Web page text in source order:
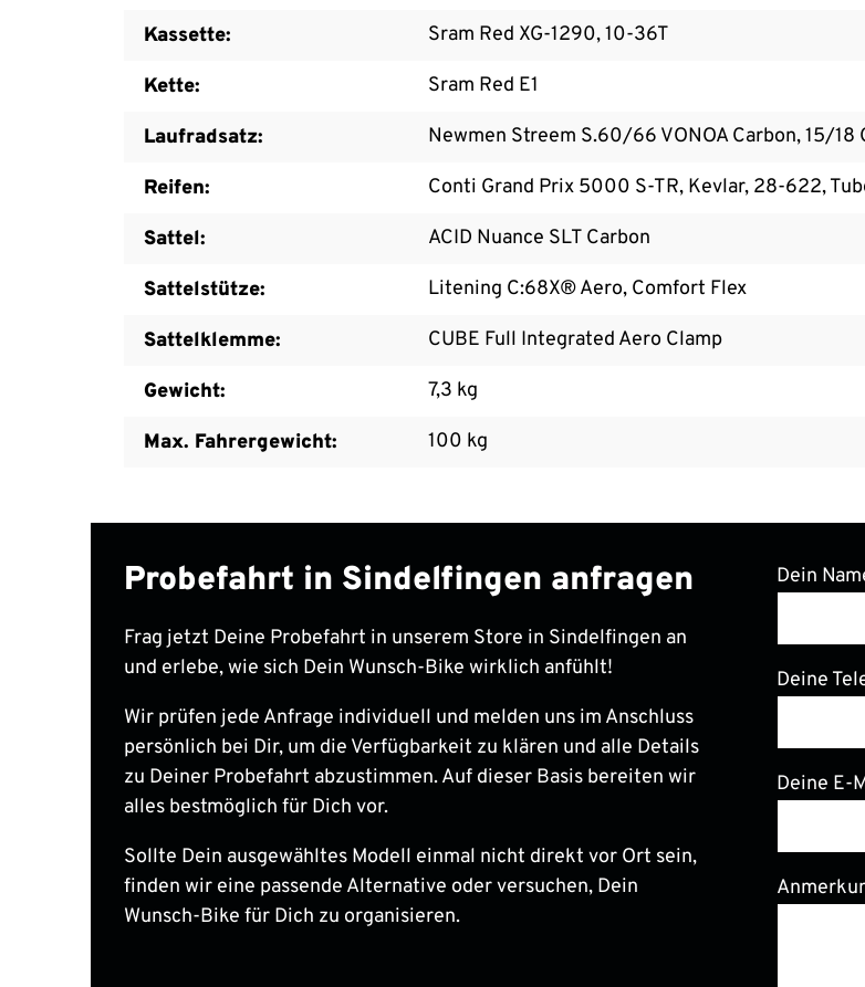
Kassette: Sram Red XG-1290, 10-36T
Kette: Sram Red E1
Laufradsatz: Newmen Streem S.60/66 VONOA Carbon, 15/18
Reifen: Conti Grand Prix 5000 S-TR, Kevlar, 28-622,
Sattel: ACID Nuance SLT Carbon
Sattelstütze: Litening C:68X® Aero, Comfort Flex
Sattelklemme: CUBE Full Integrated Aero Clamp
Gewicht: 7,3 kg
Max. Fahrergewicht: 100 kg
Probefahrt in Sindelfingen anfragen
Frag jetzt Deine Probefahrt in unserem Store in Sindelfingen an
und erlebe, wie sich Dein Wunsch-Bike wirklich anfühlt!
Wir prüfen jede Anfrage individuell und melden uns im Anschluss
persönlich bei Dir, um die Verfügbarkeit zu klären und alle Details
zu Deiner Probefahrt abzustimmen. Auf dieser Basis bereiten wir
alles bestmöglich für Dich vor.
Sollte Dein ausgewähltes Modell einmal nicht direkt vor Ort sein,
finden wir eine passende Alternative oder versuchen, Dein
Wunsch-Bike für Dich zu organisieren.
Dein
Deine
Deine E-
Bitte